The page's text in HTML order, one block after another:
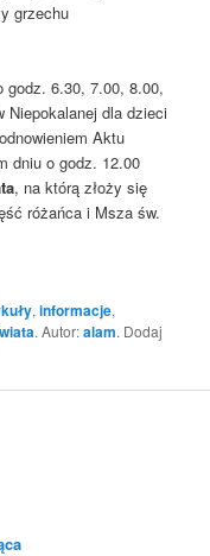
grzechu
godz. 6.30, 7.00, 8.00,
Niepokalanej dla dzieci
Aktu
dniu o godz. 12.00
, na którą złoży się
różańca i Msza św.
,informacje,
. Autor:alam. Dodaj